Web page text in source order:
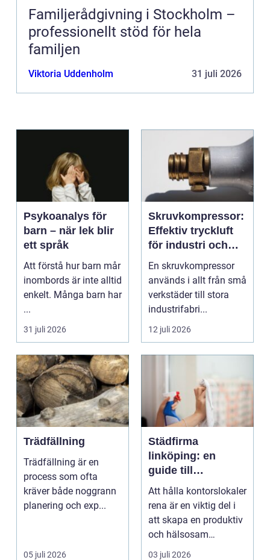
Familjerådgivning i Stockholm –
professionellt stöd för hela
familjen
Viktoria Uddenholm 31 juli 2026
Psykoanalys för
barn – när lek blir
ett språk
Att förstå hur barn mår
inombords är inte alltid
enkelt. Många barn har
...
31 juli 2026
Skruvkompressor:
Effektiv tryckluft
för industri och
verkstad
En skruvkompressor
används i allt från små
verkstäder till stora
industrifabri...
12 juli 2026
Trädfällning
Trädfällning är en
process som ofta
kräver både noggrann
planering och exp...
05 juli 2026
Städfirma
linköping: en
guide till
professionell
städning
Att hålla kontorslokaler
rena är en viktig del i
att skapa en produktiv
och hälsosam
arbetsmiljö. En...
03 juli 2026